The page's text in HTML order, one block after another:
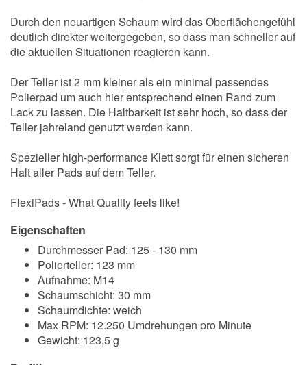
Durch den neuartigen Schaum wird das Oberflächengefühl
deutlich direkter weitergegeben, so dass man schneller auf
die aktuellen Situationen reagieren kann.
Der Teller ist 2 mm kleiner als ein minimal passendes
Polierpad um auch hier entsprechend einen Rand zum
Lack zu lassen. Die Haltbarkeit ist sehr hoch, so dass der
Teller jahreland genutzt werden kann.
Spezieller high-performance Klett sorgt für einen sicheren
Halt aller Pads auf dem Teller.
FlexiPads - What Quality feels like!
Eigenschaften
Durchmesser Pad: 125 - 130 mm
Polierteller: 123 mm
Aufnahme: M14
Schaumschicht: 30 mm
Schaumdichte: weich
Max RPM: 12.250 Umdrehungen pro Minute
Gewicht: 123,5 g